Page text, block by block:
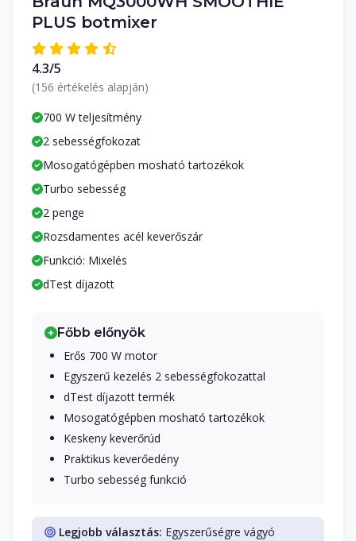
PLUS botmixer
4.3/5
(156 értékelés alapján)
700 W teljesítmény
2 sebességfokozat
Mosogatógépben mosható tartozékok
Turbo sebesség
2 penge
Rozsdamentes acél keverőszár
Funkció: Mixelés
dTest díjazott
Főbb előnyök
Erős 700 W motor
Egyszerű kezelés 2 sebességfokozattal
dTest díjazott termék
Mosogatógépben mosható tartozékok
Keskeny keverőrúd
Praktikus keverőedény
Turbo sebesség funkció
Legjobb választás: Egyszerűségre vágyó